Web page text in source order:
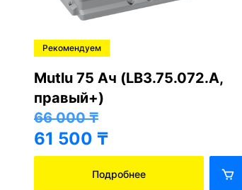
Рекомендуем
VartaBlue Dynamic E11 74 Ач
(правый+)
81 000₸
76 500 ₸
Подробнее